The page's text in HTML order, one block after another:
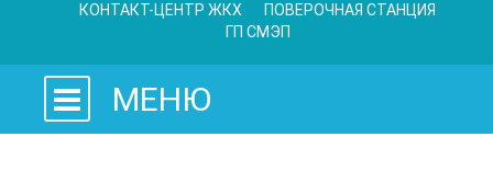
КОНТАКТ-ЦЕНТР ЖКХ
ПОВЕРОЧНАЯ СТАНЦИЯ
ГП СМЭП
МЕНЮ